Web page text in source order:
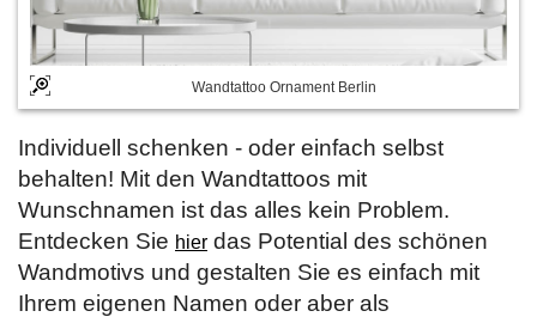
Wandtattoo Ornament Berlin
Individuell schenken - oder einfach selbst
behalten! Mit den Wandtattoos mit
Wunschnamen ist das alles kein Problem.
Entdecken Sie hier das Potential des schönen
Wandmotivs und gestalten Sie es einfach mit
Ihrem eigenen Namen oder aber als